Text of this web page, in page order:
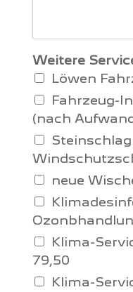
Weitere
Löwen
Fahrzeug-
(nach
neue
Klima-
79,50
Klima-